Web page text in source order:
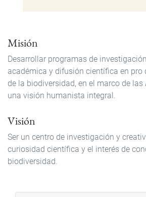
Misión
Desarrollar programas de
académica y difusión científica en pro
de la biodiversidad, en el marco de las
una visión humanista integral.
Visión
Ser un centro de investigación y
curiosidad científica y el interés de
biodiversidad.